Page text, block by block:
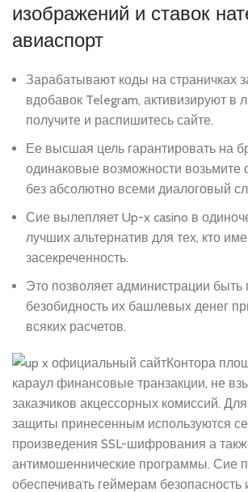
изображений и ставок
авиаспорт
Зарабатывают коды на страничках
вдобавок Telegram, активизируют в
получите и распишитесь сайте.
Ее высшая цель гарантировать на
одинаковые возможности возьмите
без абсолютно всеми диалоговый
Сие вылепляет Up-x casino в
лучших альтернатив для тех, кто
засекреченность.
Это позволяет администрации быть
безобидность их башлевых денег
всяких расчетов.
Контора
караул финансовые транзакции, не
заказчиков акцессорных комиссий.
защиты принесенным используются
произведения SSL-шифрования а
антимошеннические программы. Сие
обеспечивать геймерам